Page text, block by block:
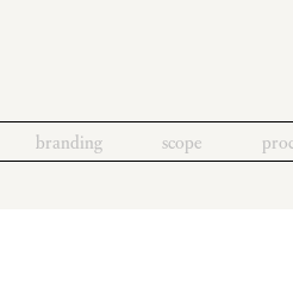
branding scope